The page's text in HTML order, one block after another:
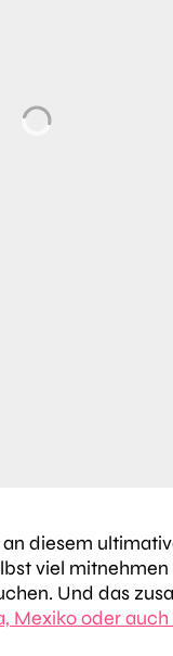
diesem
viel
Und das
Mexiko oder